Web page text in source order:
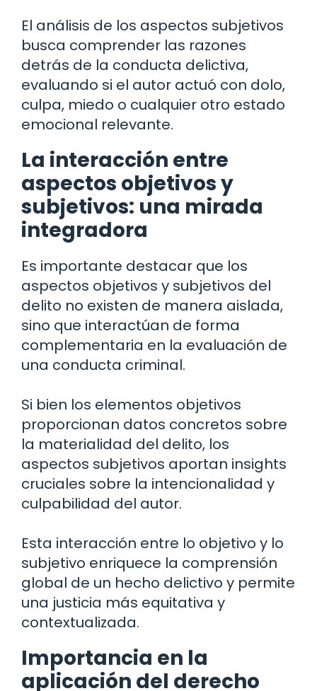
El análisis de los aspectos subjetivos
busca comprender las razones
detrás de la conducta delictiva,
evaluando si el autor actuó con dolo,
culpa, miedo o cualquier otro estado
emocional relevante.
La interacción entre
aspectos objetivos y
subjetivos: una mirada
integradora
Es importante destacar que los
aspectos objetivos y subjetivos del
delito no existen de manera aislada,
sino que interactúan de forma
complementaria en la evaluación de
una conducta criminal.
Si bien los elementos objetivos
proporcionan datos concretos sobre
la materialidad del delito, los
aspectos subjetivos aportan insights
cruciales sobre la intencionalidad y
culpabilidad del autor.
Esta interacción entre lo objetivo y lo
subjetivo enriquece la comprensión
global de un hecho delictivo y permite
una justicia más equitativa y
contextualizada.
Importancia en la
aplicación del derecho